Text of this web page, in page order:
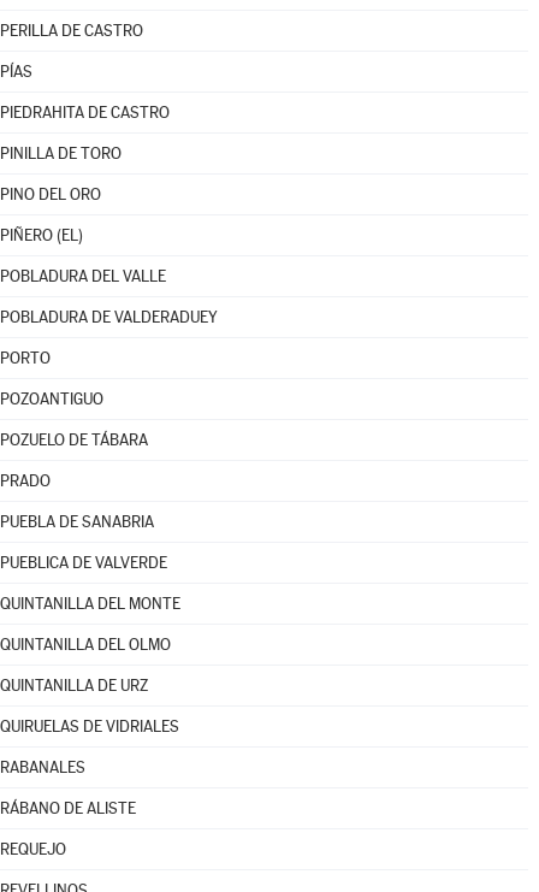
PERILLA DE CASTRO
PÍAS
PIEDRAHITA DE CASTRO
PINILLA DE TORO
PINO DEL ORO
PIÑERO (EL)
POBLADURA DEL VALLE
POBLADURA DE VALDERADUEY
PORTO
POZOANTIGUO
POZUELO DE TÁBARA
PRADO
PUEBLA DE SANABRIA
PUEBLICA DE VALVERDE
QUINTANILLA DEL MONTE
QUINTANILLA DEL OLMO
QUINTANILLA DE URZ
QUIRUELAS DE VIDRIALES
RABANALES
RÁBANO DE ALISTE
REQUEJO